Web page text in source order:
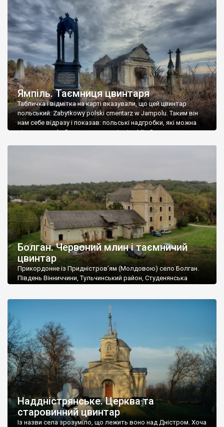
Ямпіль. Таємниця цвинтаря
Табличка і відмітка на карті вказували, що цей цвинтар
польський. Zabytkowy polski cmentarz w Jampolu. Таким він
нам себе відразу і показав: польські надгробки, які можна
віднести до фабричних, польські епітафії… Загалом цвинтар
Болган. Червоний млин і таємничий
цвинтар
Прикордонне із Придністров’ям (Молдовою) село Болган.
Південь Вінниччини, Тульчинський район, Студенянська
старовинний цвинтар із кам’яними хрестами. Всі епітафії, які
збереглися, написані кирилицею, церковнослов’янською
мовою. За всіма традиційними ознаками – цвинтар
український. Хрести датуються 19 століттям. У 1924-1940
роках Болган […]
Наддністрянське. Церква та
старовинний цвинтар
Із назви села зрозуміло, що лежить воно над Дністром. Хоча